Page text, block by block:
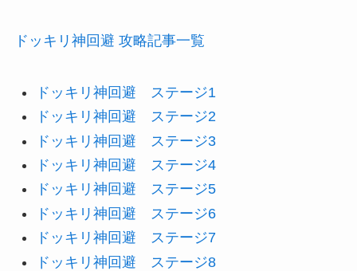
ドッキリ神回避 攻略記事一覧
ドッキリ神回避 ステージ1
ドッキリ神回避 ステージ2
ドッキリ神回避 ステージ3
ドッキリ神回避 ステージ4
ドッキリ神回避 ステージ5
ドッキリ神回避 ステージ6
ドッキリ神回避 ステージ7
ドッキリ神回避 ステージ8